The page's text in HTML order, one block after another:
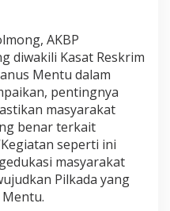
AKBP
diwakili Kasat Reskrim
Mentu dalam
pentingnya
masyarakat
benar terkait
seperti ini
masyarakat
Pilkada yang
Mentu.